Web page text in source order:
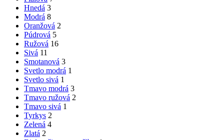
Hnedá 3
Modrá 8
Oranžová 2
Púdrová 5
Ružová 16
Sivá 11
Smotanová 3
Svetlo modrá 1
Svetlo sivá 1
Tmavo modrá 3
Tmavo ružová 2
Tmavo sivá 1
Tyrkys 2
Zelená 4
Zlatá 2